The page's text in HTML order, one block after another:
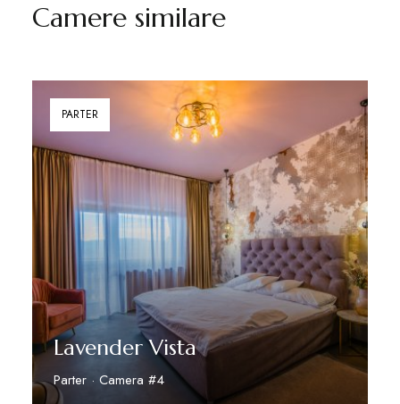
Camere similare
PARTER
Lavender Vista
Parter · Camera #4